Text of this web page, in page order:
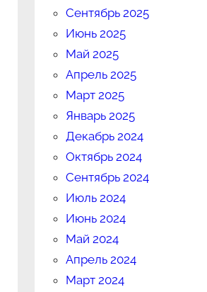
Сентябрь 2025
Июнь 2025
Май 2025
Апрель 2025
Март 2025
Январь 2025
Декабрь 2024
Октябрь 2024
Сентябрь 2024
Июль 2024
Июнь 2024
Май 2024
Апрель 2024
Март 2024